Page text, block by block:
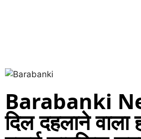
Barabanki
दिल दहलाने